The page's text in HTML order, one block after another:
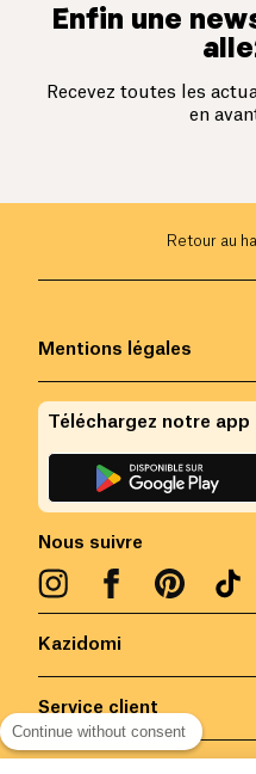
Enfin une
Recevez toutes les
en
Retour au
Kazidomi
Service client
Mentions légales
Nous suivre
Téléchargez notre app
Continue without consent